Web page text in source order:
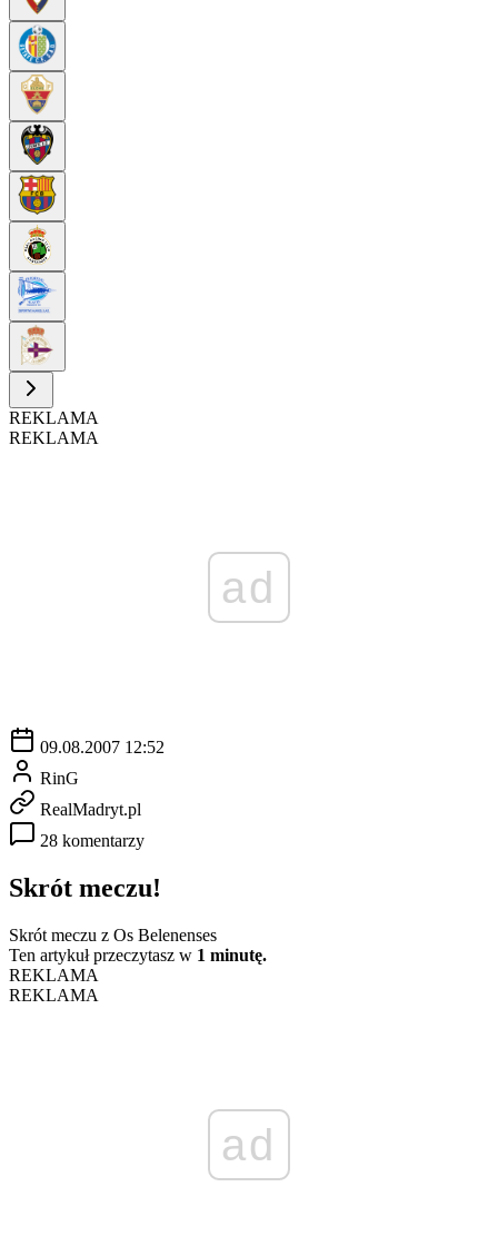
REKLAMA
REKLAMA
ad
09.08.2007 12:52
RinG
RealMadryt.pl
28 komentarzy
Skrót meczu!
Skrót meczu z Os Belenenses
Ten artykuł przeczytasz w 1 minutę.
REKLAMA
REKLAMA
ad